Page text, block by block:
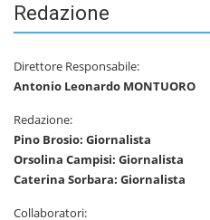
Redazione
Direttore Responsabile:
Antonio Leonardo MONTUORO
Redazione:
Pino Brosio: Giornalista
Orsolina Campisi: Giornalista
Caterina Sorbara: Giornalista
Collaboratori: